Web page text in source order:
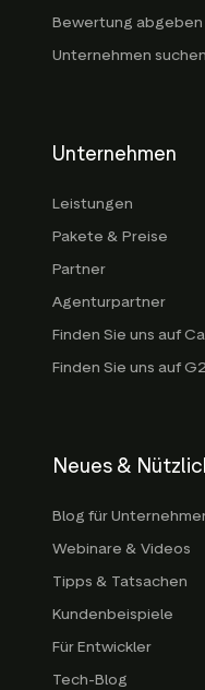
Bewertung abgeben
Unternehmen suchen
Unternehmen
Leistungen
Pakete & Preise
Partner
Agenturpartner
Finden Sie uns auf
Finden Sie uns auf G2
Neues &
Blog für
Webinare & Videos
Tipps & Tatsachen
Kundenbeispiele
Für Entwickler
Tech-Blog